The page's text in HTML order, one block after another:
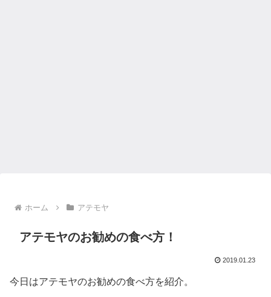
ホーム アテモヤ
アテモヤのお勧めの食べ方！
2019.01.23
今日はアテモヤのお勧めの食べ方を紹介。